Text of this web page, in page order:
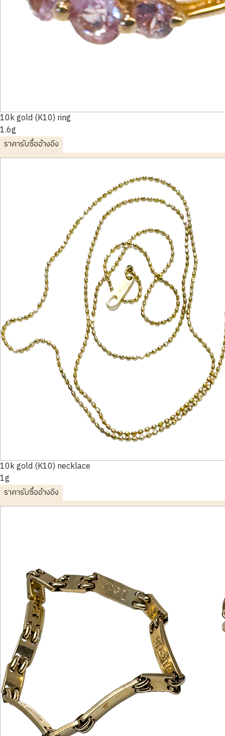
10k gold (K10) ring
1.6g
ราคารับซื้ออ้างอิง
10k gold (K10) necklace
1g
ราคารับซื้ออ้างอิง